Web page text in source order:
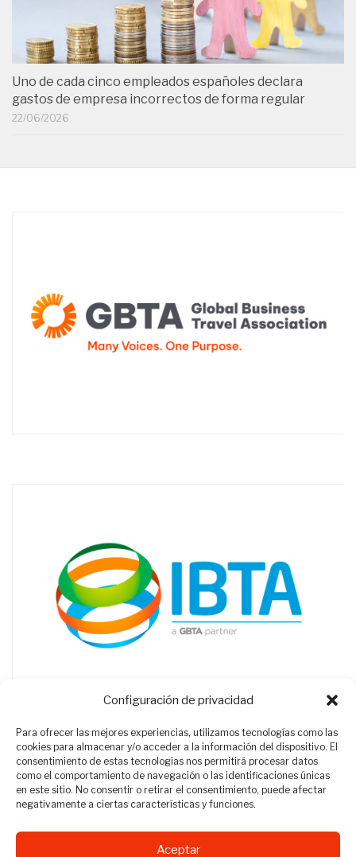
Configuración de privacidad
Para ofrecer las mejores experiencias, utilizamos tecnologías como las
cookies para almacenar y/o acceder a la información del dispositivo. El
consentimiento de estas tecnologías nos permitirá procesar datos
como el comportamiento de navegación o las identificaciones únicas
en este sitio. No consentir o retirar el consentimiento, puede afectar
negativamente a ciertas características y funciones.
Aceptar
Uno de cada cinco empleados españoles declara
gastos de empresa incorrectos de forma regular
22/06/2026